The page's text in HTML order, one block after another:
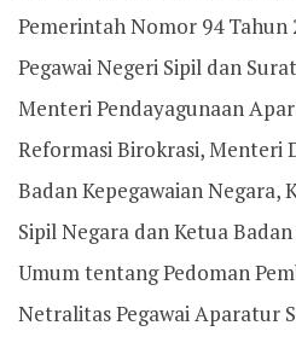
Pemerintah Nomor 94 Tahun
Pegawai Negeri Sipil dan
Menteri Pendayagunaan
Reformasi Birokrasi, Menteri
Badan Kepegawaian Negara,
Sipil Negara dan Ketua
Umum tentang Pedoman
Netralitas Pegawai Aparatur